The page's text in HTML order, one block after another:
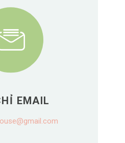
EMAIL